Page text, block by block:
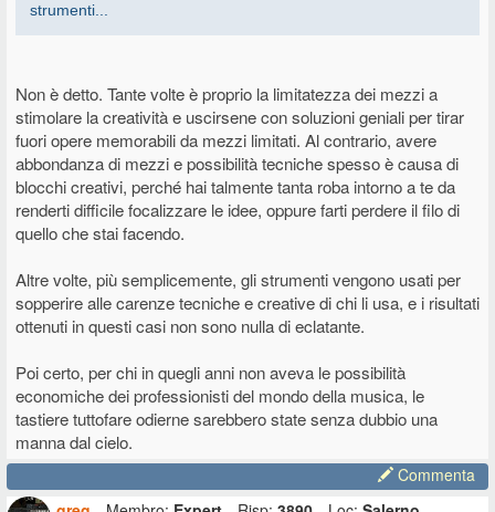
strumenti...
Non è detto. Tante volte è proprio la limitatezza dei mezzi a
stimolare la creatività e uscirsene con soluzioni geniali per tirar
fuori opere memorabili da mezzi limitati. Al contrario, avere
abbondanza di mezzi e possibilità tecniche spesso è causa di
blocchi creativi, perché hai talmente tanta roba intorno a te da
renderti difficile focalizzare le idee, oppure farti perdere il filo di
quello che stai facendo.
Altre volte, più semplicemente, gli strumenti vengono usati per
sopperire alle carenze tecniche e creative di chi li usa, e i risultati
ottenuti in questi casi non sono nulla di eclatante.
Poi certo, per chi in quegli anni non aveva le possibilità
economiche dei professionisti del mondo della musica, le
tastiere tuttofare odierne sarebbero state senza dubbio una
manna dal cielo.
Commenta